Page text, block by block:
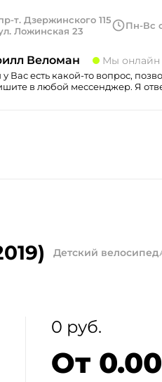
т. Дзержинского 115
Ложинская 23
Пн-Вс
Веломан Мы онлайн
у Вас есть какой-то вопрос,
в любой мессенджер. Я
Детский велосипед
0 руб.
От